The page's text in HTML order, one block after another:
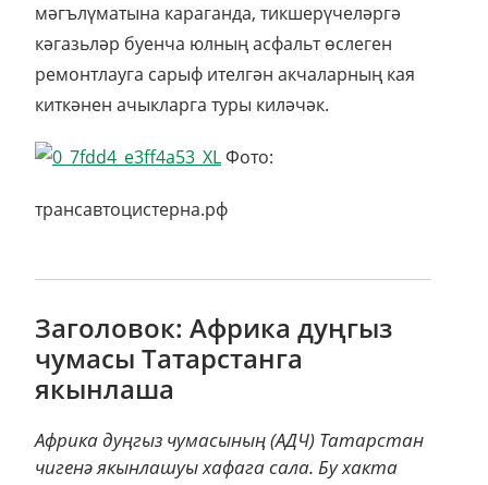
мәгълүматына караганда, тикшерүчеләргә
кәгазьләр буенча юлның асфальт өслеген
ремонтлауга сарыф ителгән акчаларның кая
киткәнен ачыкларга туры киләчәк.
Фото:
трансавтоцистерна.рф
Заголовок: Африка дуңгыз
чумасы Татарстанга
якынлаша
Африка дуңгыз чумасының (АДЧ) Татарстан
чигенә якынлашуы хафага сала. Бу хакта